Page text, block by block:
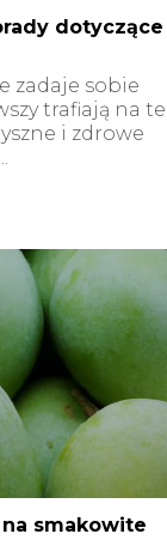
dotyczące
zadaje sobie
trafiają na te
i zdrowe
smakowite